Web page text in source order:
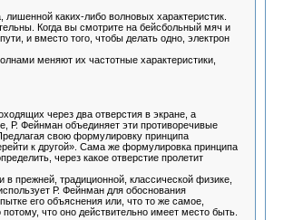
каких-либо волновых характеристик.
Когда вы смотрите на бейсбольный мяч и
и вместо того, чтобы делать одно, электрон
меняют их частотные характеристики,
через два отверстия в экране, а
Р. Фейнман объединяет эти противоречивые
свою формулировку принципа
к другой». Сама же формулировка принципа
через какое отверстие пролетит
прежней, традиционной, классической физике,
Р. Фейнман для обоснования
его объяснения или, что то же самое,
что оно действительно имеет место быть.